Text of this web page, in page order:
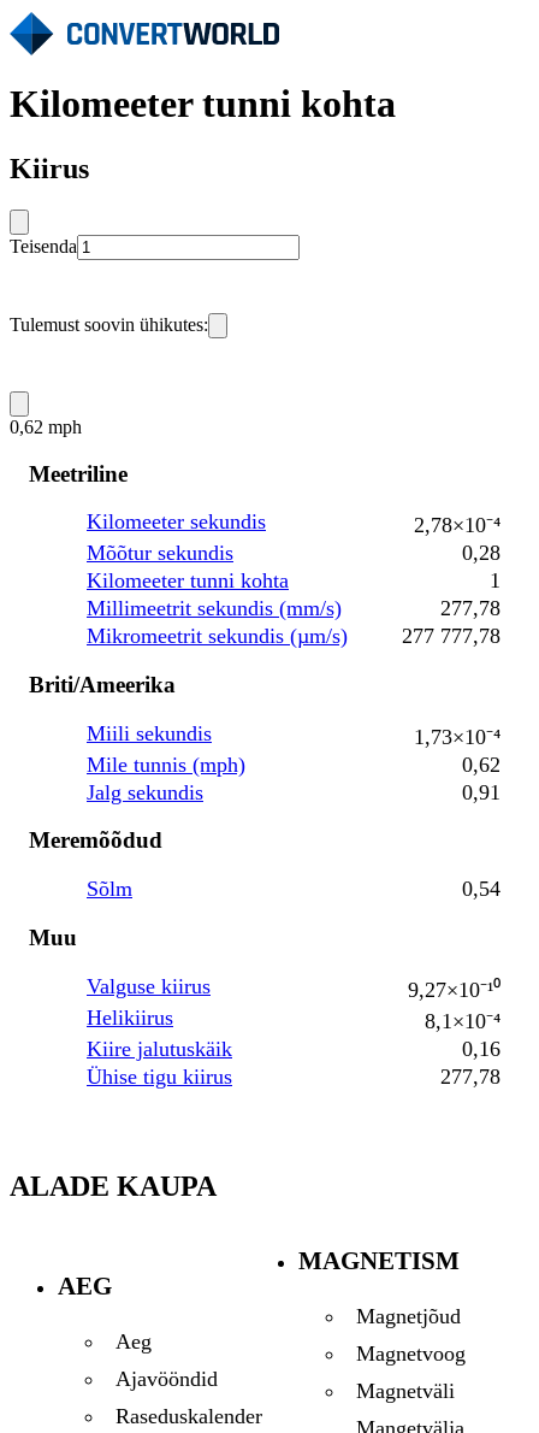
Kilomeeter tunni kohta
Kiirus
Teisenda
Tulemust soovin ühikutes:
0,62 mph
Meetriline
Kilomeeter sekundis
2,78×10⁻⁴
Mõõtur sekundis
0,28
Kilomeeter tunni kohta
1
Millimeetrit sekundis (mm/s)
277,78
Mikromeetrit sekundis (µm/s)
277 777,78
Briti/Ameerika
Miili sekundis
1,73×10⁻⁴
Mile tunnis (mph)
0,62
Jalg sekundis
0,91
Meremõõdud
Sõlm 0,54
Muu
Valguse kiirus
9,27×10⁻¹⁰
Helikiirus
8,1×10⁻⁴
Kiire jalutuskäik
0,16
Ühise tigu kiirus
277,78
ALADE KAUPA
AEG
Aeg
Ajavööndid
Raseduskalender
MAGNETISM
Magnetjõud
Magnetvoog
Magnetväli